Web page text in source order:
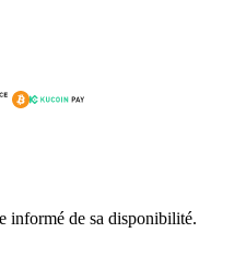
informé de sa disponibilité.